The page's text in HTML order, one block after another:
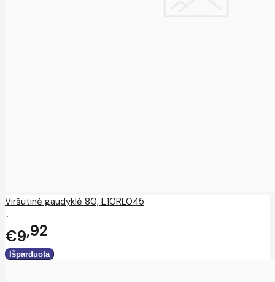
Viršutinė gaudyklė 80, L10RL045
..
€9 92